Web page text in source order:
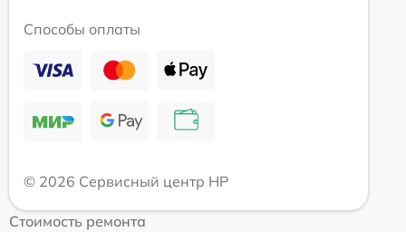
Способы оплаты
© 2026 Сервисный центр HP
Стоимость ремонта